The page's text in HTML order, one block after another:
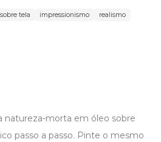
tela impressionismo
realismo
natureza-morta em óleo sobre
passo a passo. Pinte o mesmo